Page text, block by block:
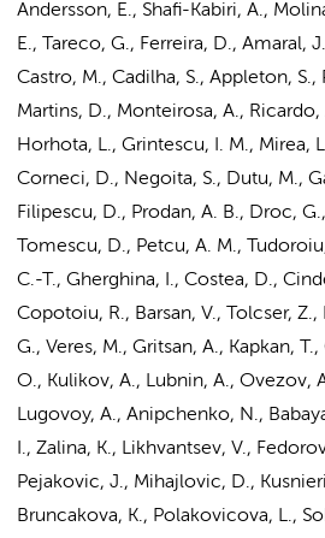
Andersson, E., Shafi-Kabiri, A.,
E., Tareco, G., Ferreira, D., Amaral,
Castro, M., Cadilha, S., Appleton, S.,
Martins, D., Monteirosa, A., Ricardo,
Horhota, L., Grintescu, I. M., Mirea,
Corneci, D., Negoita, S., Dutu, M.,
Filipescu, D., Prodan, A. B., Droc,
Tomescu, D., Petcu, A. M.,
C.-T., Gherghina, I., Costea, D.,
Copotoiu, R., Barsan, V., Tolcser,
G., Veres, M., Gritsan, A., Kapkan,
O., Kulikov, A., Lubnin, A., Ovezov,
Lugovoy, A., Anipchenko, N.,
I., Zalina, K., Likhvantsev, V.,
Pejakovic, J., Mihajlovic, D.,
Bruncakova, K., Polakovicova, L.,